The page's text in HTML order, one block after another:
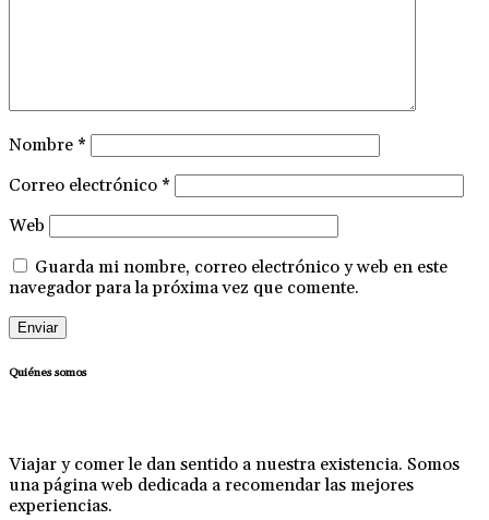
Nombre *
Correo electrónico *
Web
Guarda mi nombre, correo electrónico y web en este
navegador para la próxima vez que comente.
Quiénes somos
Viajar y comer le dan sentido a nuestra existencia. Somos
una página web dedicada a recomendar las mejores
experiencias.